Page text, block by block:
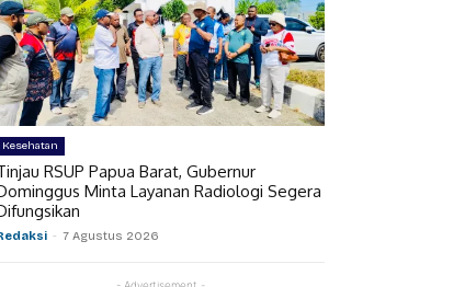
Kesehatan
RSUP Papua Barat, Gubernur
Minta Layanan Radiologi Segera
- 7 Agustus 2026
- Advertisement -